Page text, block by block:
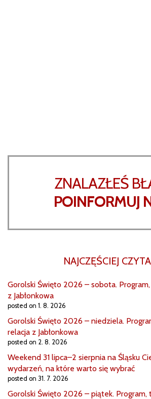
ZNALAZŁEŚ
POINFORMUJ
NAJCZĘŚCIEJ
Gorolski Święto 2026 – sobota.
z Jabłonkowa
posted on 1. 8. 2026
Gorolski Święto 2026 – niedziela.
relacja z Jabłonkowa
posted on 2. 8. 2026
Weekend 31 lipca–2 sierpnia na Śląsku
wydarzeń, na które warto się wybrać
posted on 31. 7. 2026
Gorolski Święto 2026 – piątek. Program,